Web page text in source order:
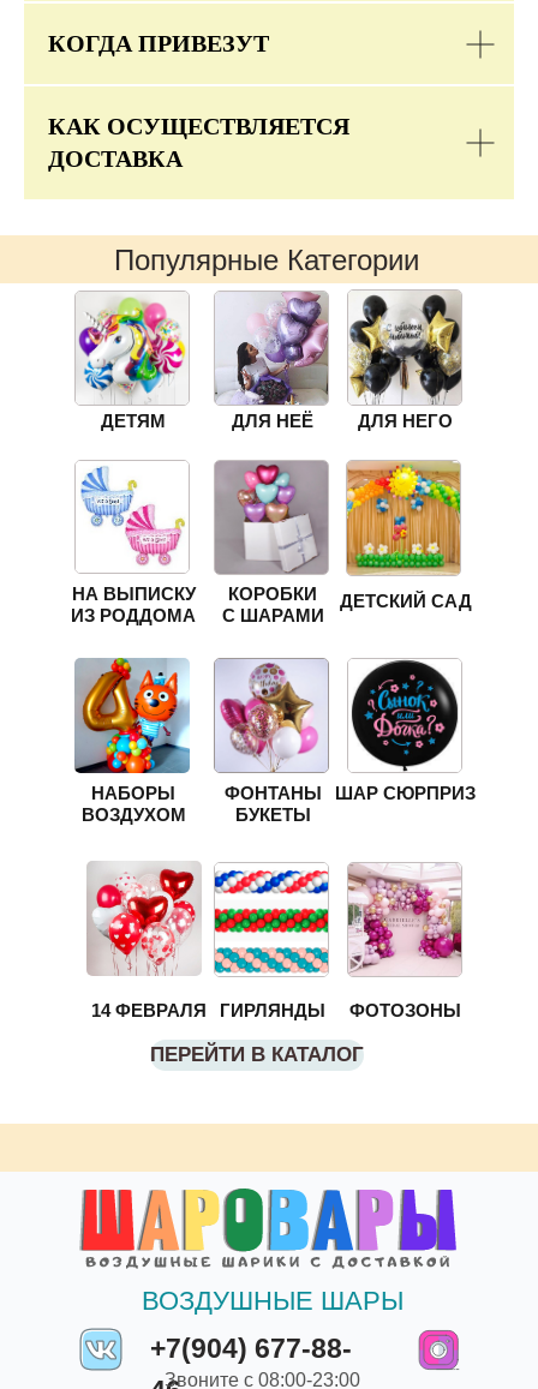
КОГДА ПРИВЕЗУТ
КАК ОСУЩЕСТВЛЯЕТСЯ
ДОСТАВКА
Популярные Категории
ФОНТАНЫ
БУКЕТЫ
ДЛЯ НЕЁ ДЛЯ НЕГО
ДЕТЯМ
НА ВЫПИСКУ
ИЗ РОДДОМА
ШАР СЮРПРИЗ
ГИРЛЯНДЫ
ПЕРЕЙТИ В КАТАЛОГ
ФОТОЗОНЫ
КОРОБКИ
С ШАРАМИ
14 ФЕВРАЛЯ
НАБОРЫ
ВОЗДУХОМ
ДЕТСКИЙ САД
+7(904) 677-88-
ВОЗДУШНЫЕ ШАРЫ
Звоните с 08:00-23:00